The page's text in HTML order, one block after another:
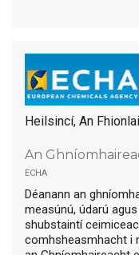
Heilsincí, An
An
echa
Déanann an
measúnú, údarú
shubstaintí
comhsheasmhacht i